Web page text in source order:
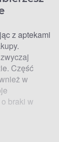
z aptekami
Część
w
braki w